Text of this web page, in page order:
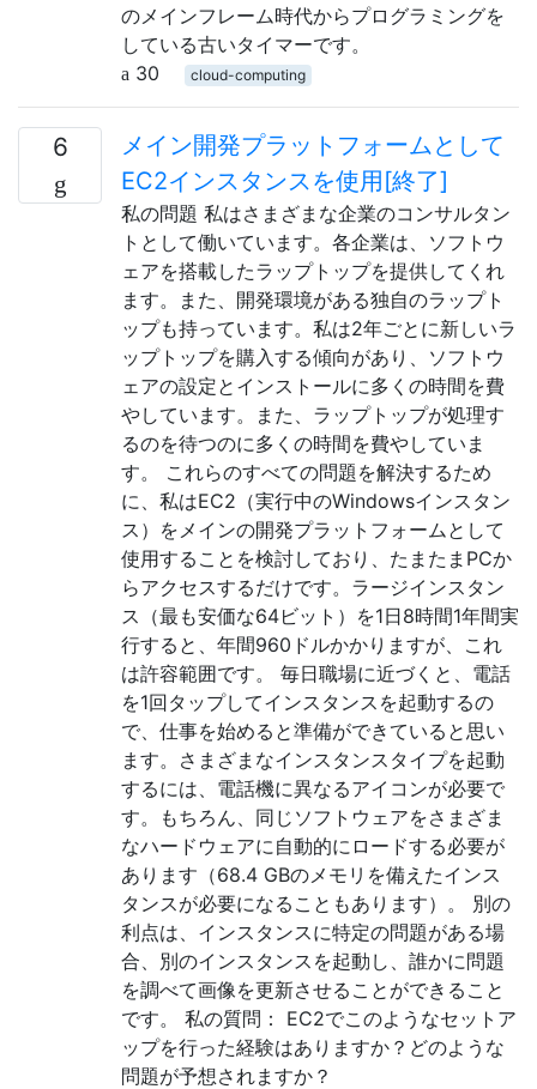
のメインフレーム時代からプログラミングを
している古いタイマーです。
30
cloud-computing
6
メイン開発プラットフォームとして
EC2インスタンスを使用[終了]
私の問題 私はさまざまな企業のコンサルタン
トとして働いています。各企業は、ソフトウ
ェアを搭載したラップトップを提供してくれ
ます。また、開発環境がある独自のラップト
ップも持っています。私は2年ごとに新しいラ
ップトップを購入する傾向があり、ソフトウ
ェアの設定とインストールに多くの時間を費
やしています。また、ラップトップが処理す
るのを待つのに多くの時間を費やしていま
す。 これらのすべての問題を解決するため
に、私はEC2（実行中のWindowsインスタン
ス）をメインの開発プラットフォームとして
使用することを検討しており、たまたまPCか
らアクセスするだけです。ラージインスタン
ス（最も安価な64ビット）を1日8時間1年間実
行すると、年間960ドルかかりますが、これ
は許容範囲です。 毎日職場に近づくと、電話
を1回タップしてインスタンスを起動するの
で、仕事を始めると準備ができていると思い
ます。さまざまなインスタンスタイプを起動
するには、電話機に異なるアイコンが必要で
す。もちろん、同じソフトウェアをさまざま
なハードウェアに自動的にロードする必要が
あります（68.4 GBのメモリを備えたインス
タンスが必要になることもあります）。 別の
利点は、インスタンスに特定の問題がある場
合、別のインスタンスを起動し、誰かに問題
を調べて画像を更新させることができること
です。 私の質問： EC2でこのようなセットア
ップを行った経験はありますか？どのような
問題が予想されますか？